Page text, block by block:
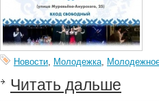
Новости, Молодежка,
Читать дальше